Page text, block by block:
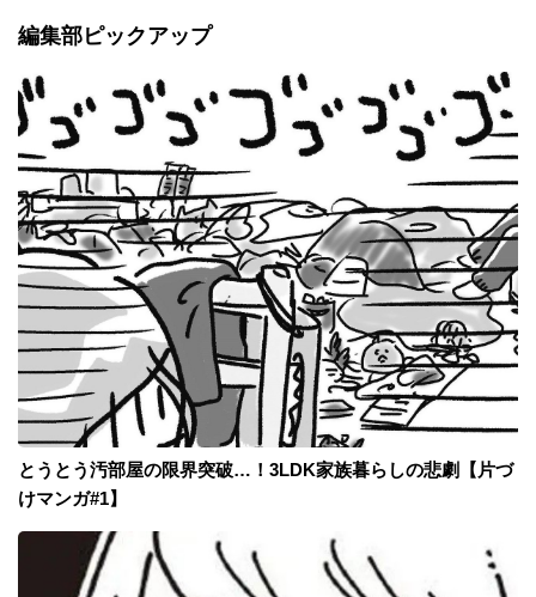
編集部ピックアップ
とうとう汚部屋の限界突破…！3LDK家族暮らしの悲劇【片づ
けマンガ#1】